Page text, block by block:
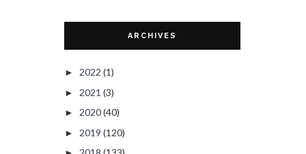
ARCHIVES
► 2022 (1)
► 2021 (3)
► 2020(40)
► 2019 (120)